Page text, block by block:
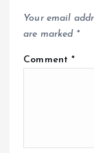
Your email
are marked *
Comment*